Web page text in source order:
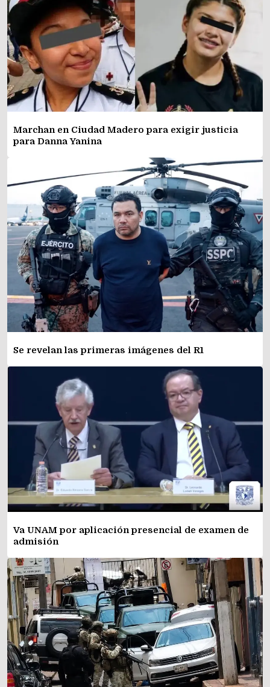
Marchan en Ciudad Madero para exigir justicia
para Danna Yanina
Se revelan las primeras imágenes del R1
Va UNAM por aplicación presencial de examen de
admisión